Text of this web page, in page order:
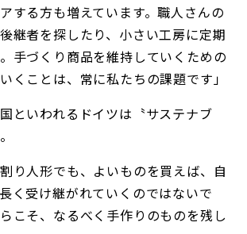
する方も増えています。職人さんの
継者を探したり、小さい工房に定期
手づくり商品を維持していくための
くことは、常に私たちの課題です」
といわれるドイツは〝サステナブ
り人形でも、よいものを買えば、自
く受け継がれていくのではないで
こそ、なるべく手作りのものを残し